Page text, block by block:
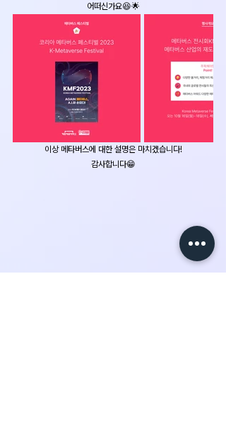
어떠신가요😆🌟
이상 메타버스에 대한 설명은 마치겠습니다!
감사합니다😁